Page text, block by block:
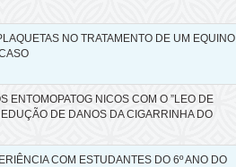
NO TRATAMENTO DE UM EQUINO
ENTOMOPATOG NICOS COM O ”LEO DE
DE DANOS DA CIGARRINHA DO
COM ESTUDANTES DO 6º ANO DO